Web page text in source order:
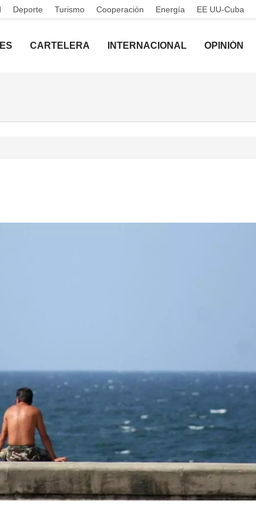
Deporte Turismo Cooperación Energía EE UU-Cuba
CARTELERA INTERNACIONAL OPINIÓN